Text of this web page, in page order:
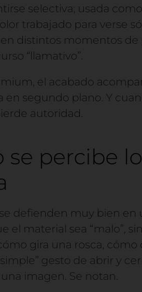
selectiva; usada
trabajado para verse
distintos momentos
“llamativo”.
el acabado
en segundo plano. Y
autoridad.
se percibe
defienden muy bien
el material sea “malo”,
gira una rosca,
gesto de abrir y
imagen. Se notan.